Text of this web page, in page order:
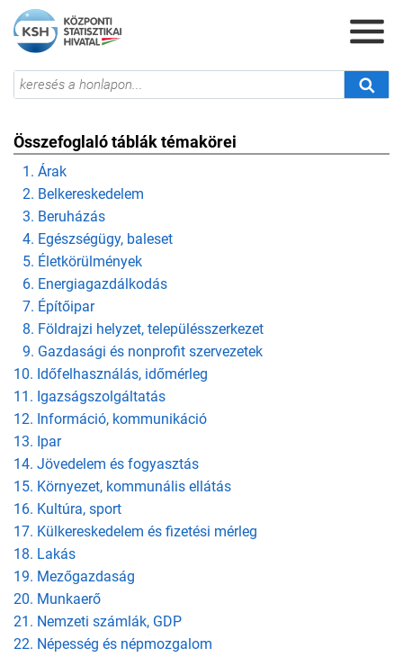
Összefoglaló táblák témakörei
1. Árak
2. Belkereskedelem
3. Beruházás
4. Egészségügy, baleset
5. Életkörülmények
6. Energiagazdálkodás
7. Építőipar
8. Földrajzi helyzet, településszerkezet
9. Gazdasági és nonprofit szervezetek
10. Időfelhasználás, időmérleg
11. Igazságszolgáltatás
12. Információ, kommunikáció
13. Ipar
14. Jövedelem és fogyasztás
15. Környezet, kommunális ellátás
16. Kultúra, sport
17. Külkereskedelem és fizetési mérleg
18. Lakás
19. Mezőgazdaság
20. Munkaerő
21. Nemzeti számlák, GDP
22. Népesség és népmozgalom